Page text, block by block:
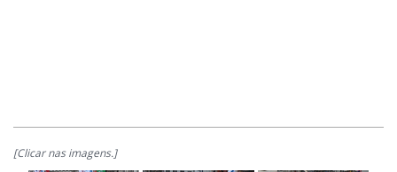
[Clicar nas imagens.]